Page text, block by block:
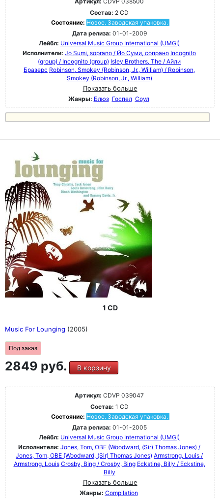
Состав: 2 CD
Состояние: Новое. Заводская упаковка.
Дата релиза: 01-01-2009
Лейбл: Universal Music Group International (UMGI)
Исполнители: Jo Sumi, soprano / Йо Суми, сопрано Incognito
(group) / Incognito (group) Isley Brothers, The / Айли
Бразерс Robinson, Smokey (Robinson, Jr., William) / Robinson,
Smokey (Robinson, Jr., William)
Показать больше
Жанры: Блюз Госпел Соул
1 CD
Music For Lounging (2005)
Под заказ
2849 руб. В корзину
Артикул: CDVP 039047
Состав: 1 CD
Состояние: Новое. Заводская упаковка.
Дата релиза: 01-01-2005
Лейбл: Universal Music Group International (UMGI)
Исполнители: Jones, Tom, OBE (Woodward, (Sir) Thomas Jones) /
Jones, Tom, OBE (Woodward, (Sir) Thomas Jones) Armstrong, Louis /
Armstrong, Louis Crosby, Bing / Crosby, Bing Eckstine, Billy / Eckstine,
Billy
Показать больше
Жанры: Compilation